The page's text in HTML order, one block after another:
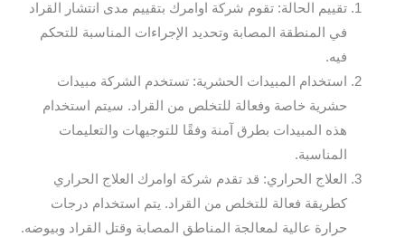
تقييم الحالة: تقوم شركة اوامرك بتقييم مدى انتشار القراد
في المنطقة المصابة وتحديد الإجراءات المناسبة للتحكم
فيه.
استخدام المبيدات الحشرية: تستخدم الشركة مبيدات
حشرية خاصة وفعالة للتخلص من القراد. سيتم استخدام
هذه المبيدات بطرق آمنة وفقًا للتوجيهات والتعليمات
المناسبة.
العلاج الحراري: قد تقدم شركة اوامرك العلاج الحراري
كطريقة فعالة للتخلص من القراد. يتم استخدام درجات
حرارة عالية لمعالجة المناطق المصابة وقتل القراد وبيوضه.